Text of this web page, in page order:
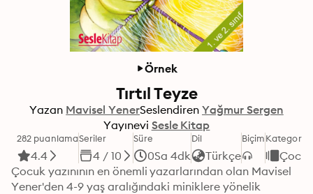
Örnek
Tırtıl Teyze
Yazan Mavisel YenerSeslendiren Yağmur Sergen
Yayınevi Sesle Kitap
282 puanlama
4.4
Seriler
4 / 10
Süre
0Sa 4dk
Dil
Türkçe
BiçimKategori
Çocuk
Çocuk yazınının en önemli yazarlarından olan Mavisel
Yener'den 4-9 yaş aralığındaki miniklere yönelik